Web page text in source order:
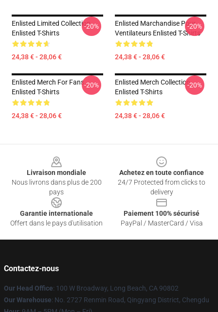
Enlisted Limited Collection
Enlisted T-Shirts
24,38 € - 28,06 €
-20%
Enlisted Marchandise Pour
Ventilateurs Enlisted T-Shirts
24,38 € - 28,06 €
-20%
Enlisted Merch For Fans
Enlisted T-Shirts
24,38 € - 28,06 €
-20%
Enlisted Merch Collection
Enlisted T-Shirts
24,38 € - 28,06 €
-20%
Livraison mondiale
Nous livrons dans plus de 200
pays
Achetez en toute confiance
24/7 Protected from clicks to
delivery
Garantie internationale
Offert dans le pays d'utilisation
Paiement 100% sécurisé
PayPal / MasterCard / Visa
Contactez-nous
Our Head Office: 100 W Broadway, Long Beach, CA 90802
Our Warehouse: No. 2727 Renmin Road, Qingyang District, Chengdu